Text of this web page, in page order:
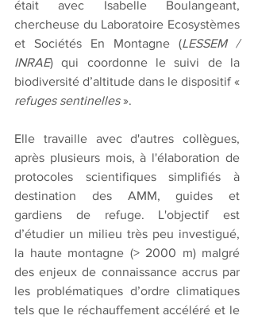
était avec Isabelle Boulangeant,
chercheuse du Laboratoire Ecosystèmes
et Sociétés En Montagne (LESSEM /
INRAE) qui coordonne le suivi de la
refuges sentinelles ».
Elle travaille avec d'autres collègues,
après plusieurs mois, à l'élaboration de
protocoles scientifiques simplifiés à
destination des AMM, guides et
gardiens de refuge. L'objectif est
d’étudier un milieu très peu investigué,
la haute montagne (> 2000 m) malgré
des enjeux de connaissance accrus par
les problématiques d’ordre climatiques
tels que le réchauffement accéléré et le